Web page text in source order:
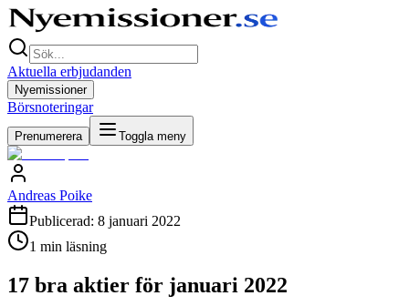
Aktuella erbjudanden
Nyemissioner
Börsnoteringar
Prenumerera Toggla meny
Andreas Poike
Publicerad: 8 januari 2022
1 min läsning
17 bra aktier för januari 2022